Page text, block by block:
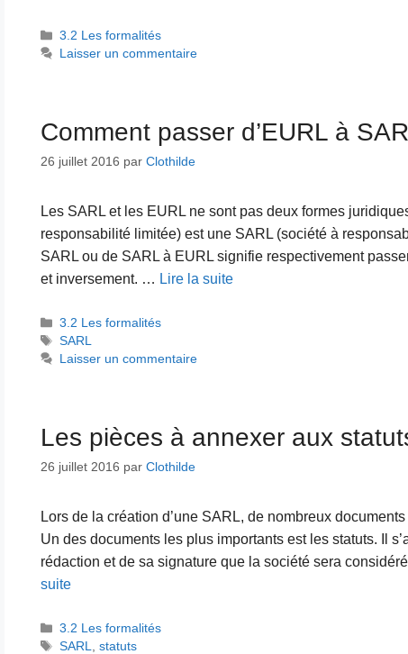
Catégories
3.2 Les formalités
Laisser un commentaire
Comment passer d’EURL à
26 juillet 2016 par Clothilde
Les SARL et les EURL ne sont pas deux formes
responsabilité limitée) est une SARL (société à
SARL ou de SARL à EURL signifie respectivement
et inversement. … Lire la suite
Catégories
3.2 Les formalités
Étiquettes
SARL
Laisser un commentaire
Les pièces à annexer aux
26 juillet 2016 par Clothilde
Lors de la création d’une SARL, de nombreux
Un des documents les plus importants est les statuts. Il
rédaction et de sa signature que la société sera
suite
Catégories
3.2 Les formalités
Étiquettes
SARL ,statuts